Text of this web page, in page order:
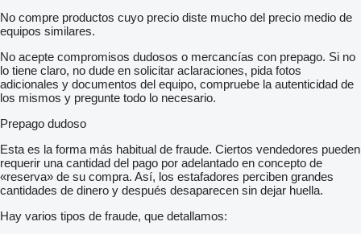
No compre productos cuyo precio diste mucho del precio medio de
equipos similares.
No acepte compromisos dudosos o mercancías con prepago. Si no
lo tiene claro, no dude en solicitar aclaraciones, pida fotos
adicionales y documentos del equipo, compruebe la autenticidad de
los mismos y pregunte todo lo necesario.
Prepago dudoso
Esta es la forma más habitual de fraude. Ciertos vendedores pueden
requerir una cantidad del pago por adelantado en concepto de
«reserva» de su compra. Así, los estafadores perciben grandes
cantidades de dinero y después desaparecen sin dejar huella.
Hay varios tipos de fraude, que detallamos: